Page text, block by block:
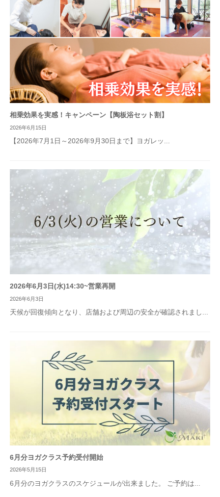
相乗効果を実感！キャンペーン【陶板浴セット割】
2026年6月15日
【2026年7月1日～2026年9月30日まで】ヨガレッ...
2026年6月3日(水)14:30~営業再開
2026年6月3日
天候が回復傾向となり、店舗および周辺の安全が確認されまし...
6月分ヨガクラス予約受付開始
2026年5月15日
6月分のヨガクラスのスケジュールが出来ました。 ご予約は...